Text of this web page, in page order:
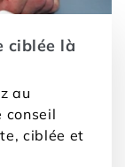
ciblée là
au
conseil
ciblée et